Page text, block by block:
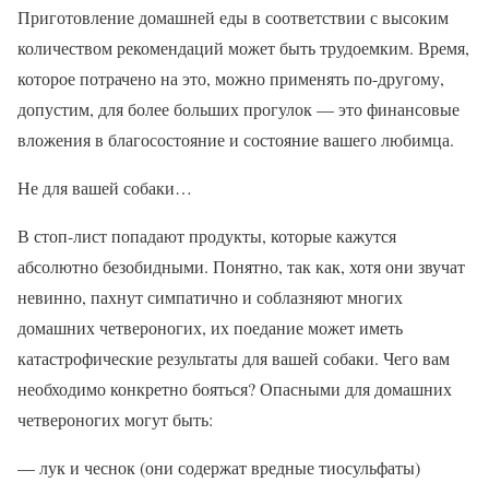
Приготовление домашней еды в соответствии с высоким
количеством рекомендаций может быть трудоемким. Время,
которое потрачено на это, можно применять по-другому,
допустим, для более больших прогулок — это финансовые
вложения в благосостояние и состояние вашего любимца.
Не для вашей собаки…
В стоп-лист попадают продукты, которые кажутся
абсолютно безобидными. Понятно, так как, хотя они звучат
невинно, пахнут симпатично и соблазняют многих
домашних четвероногих, их поедание может иметь
катастрофические результаты для вашей собаки. Чего вам
необходимо конкретно бояться? Опасными для домашних
четвероногих могут быть:
— лук и чеснок (они содержат вредные тиосульфаты)